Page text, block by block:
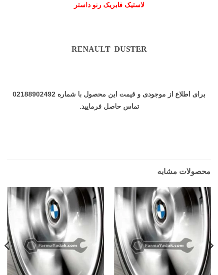
لاستیک فابریک رنو داستر
RENAULT DUSTER
برای اطلاع از موجودی و قیمت این محصول با شماره 02188902492
تماس حاصل فرمایید.
محصولات مشابه